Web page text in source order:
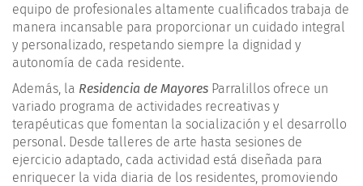
equipo de profesionales altamente cualificados trabaja de
manera incansable para proporcionar un cuidado integral
y personalizado, respetando siempre la dignidad y
autonomía de cada residente.
Además, la Residencia de Mayores Parralillos ofrece un
variado programa de actividades recreativas y
terapéuticas que fomentan la socialización y el desarrollo
personal. Desde talleres de arte hasta sesiones de
ejercicio adaptado, cada actividad está diseñada para
enriquecer la vida diaria de los residentes, promoviendo